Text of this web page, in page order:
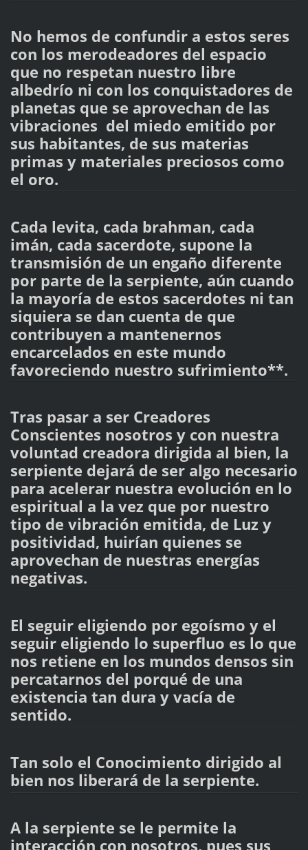
No hemos de confundir a estos seres
con los merodeadores del espacio
que no respetan nuestro libre
albedrío ni con los conquistadores de
planetas que se aprovechan de las
vibraciones del miedo emitido por
sus habitantes, de sus materias
primas y materiales preciosos como
el oro.
Cada levita, cada brahman, cada
imán, cada sacerdote, supone la
transmisión de un engaño diferente
por parte de la serpiente, aún cuando
la mayoría de estos sacerdotes ni tan
siquiera se dan cuenta de que
contribuyen a mantenernos
encarcelados en este mundo
favoreciendo nuestro sufrimiento**.
Tras pasar a ser Creadores
Conscientes nosotros y con nuestra
voluntad creadora dirigida al bien, la
serpiente dejará de ser algo necesario
para acelerar nuestra evolución en lo
espiritual a la vez que por nuestro
tipo de vibración emitida, de Luz y
positividad, huirían quienes se
aprovechan de nuestras energías
negativas.
El seguir eligiendo por egoísmo y el
seguir eligiendo lo superfluo es lo que
nos retiene en los mundos densos sin
percatarnos del porqué de una
existencia tan dura y vacía de
sentido.
Tan solo el Conocimiento dirigido al
bien nos liberará de la serpiente.
A la serpiente se le permite la
interacción con nosotros, pues sus